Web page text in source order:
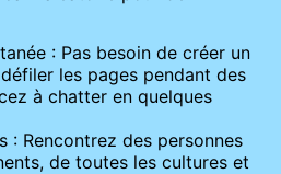
: Pas besoin de créer un
les pages pendant des
à chatter en quelques
: Rencontrez des personnes
de toutes les cultures et